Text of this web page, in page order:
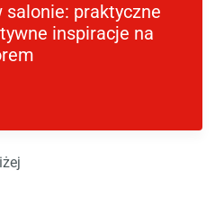
praktyczne
inspiracje na